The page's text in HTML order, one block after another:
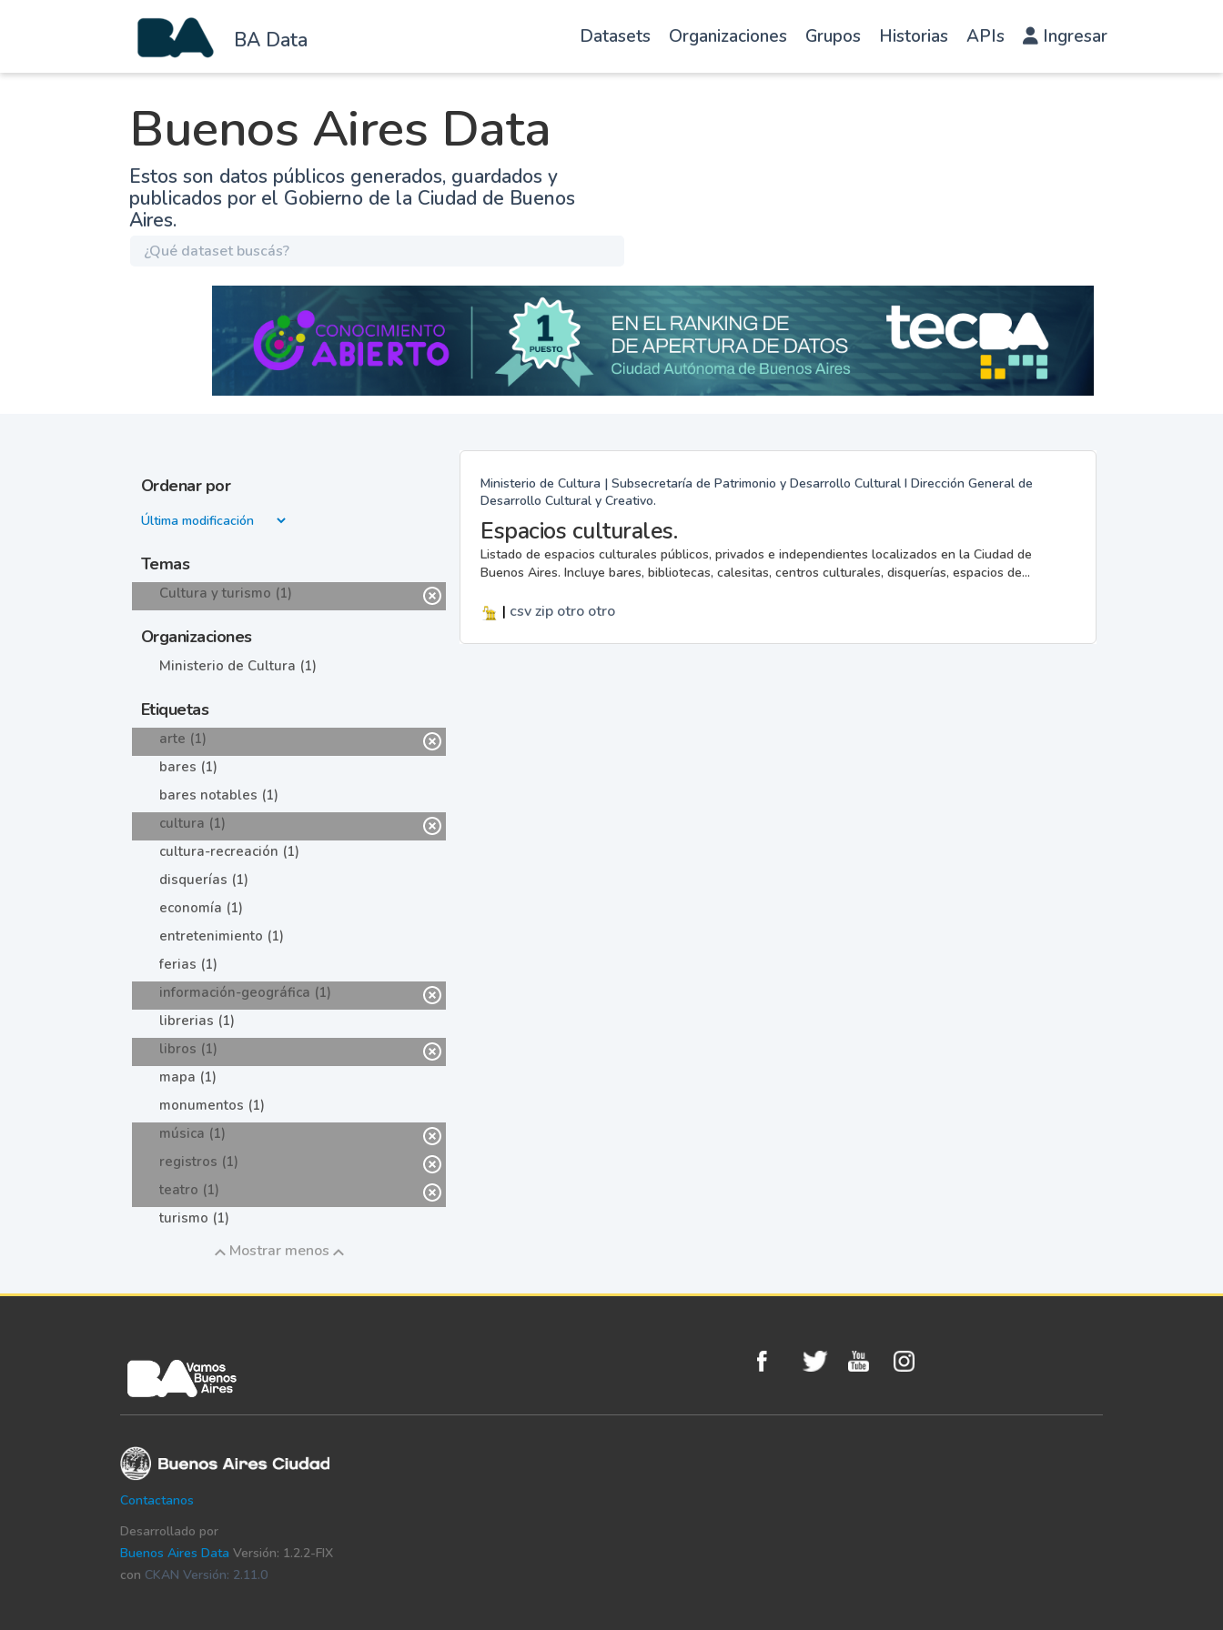
BA Data Datasets Organizaciones Grupos Historias APIs Ingresar
Buenos Aires Data
Estos son datos públicos generados, guardados y
publicados por el Gobierno de la Ciudad de Buenos
Aires.
Ordenar por
Temas
Cultura y turismo (1)
Organizaciones
Ministerio de Cultura (1)
Etiquetas
arte (1)
bares (1)
bares notables (1)
cultura (1)
cultura-recreación (1)
disquerías (1)
economía (1)
entretenimiento (1)
ferias (1)
información-geográfica (1)
librerias (1)
libros (1)
mapa (1)
monumentos (1)
música (1)
registros (1)
teatro (1)
turismo (1)
Mostrar menos
Ministerio de Cultura | Subsecretaría de Patrimonio y Desarrollo Cultural I Dirección General de
Desarrollo Cultural y Creativo.
Espacios culturales.
Listado de espacios culturales públicos, privados e independientes localizados en la Ciudad de
Buenos Aires. Incluye bares, bibliotecas, calesitas, centros culturales, disquerías, espacios de...
| csvzip otro otro
Contactanos
Desarrollado por
Buenos Aires Data Versión: 1.2.2-FIX
con CKAN Versión: 2.11.0